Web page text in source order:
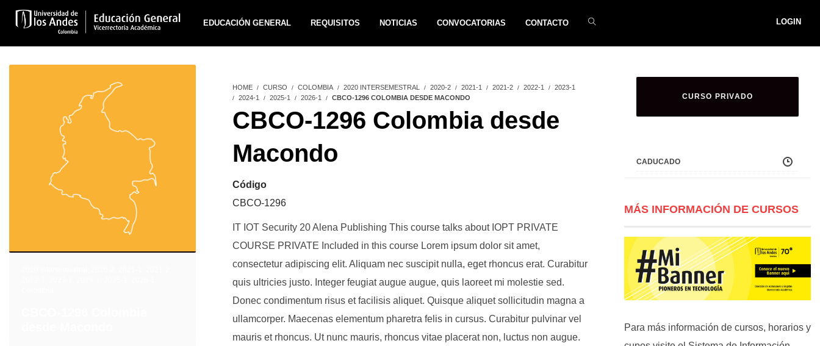
EDUCACIÓN GENERAL REQUISITOS NOTICIAS CONVOCATORIAS CONTACTO LOGIN
HOME CURSO COLOMBIA 2020 INTERSEMESTRAL 2020-2 2021-1 2021-2 2022-1
2023-1
2024-1
2025-1 2026-1 CBCO-1296 COLOMBIA DESDE MACONDO
CBCO-1296 Colombia desde
Macondo
Código
CBCO-1296
IT IOT Security 20 Alena Publishing This course talks about IOPT PRIVATE
COURSE PRIVATE Included in this course Lorem ipsum dolor sit amet,
consectetur adipiscing elit. Aliquam nec suscipit nulla, eget rhoncus erat. Curabitur
quis ultricies justo. Integer feugiat augue augue, quis laoreet mi molestie sed.
Donec condimentum risus et facilisis aliquet. Quisque aliquet sollicitudin magna a
ullamcorper. Maecenas elementum pharetra felis in cursus. Curabitur pulvinar vel
mauris et rhoncus. Ut nunc mauris, rhoncus vitae placerat non, luctus non augue.
CURSO PRIVADO
CADUCADO
MÁS INFORMACIÓN DE CURSOS
Para más información de cursos, horarios y